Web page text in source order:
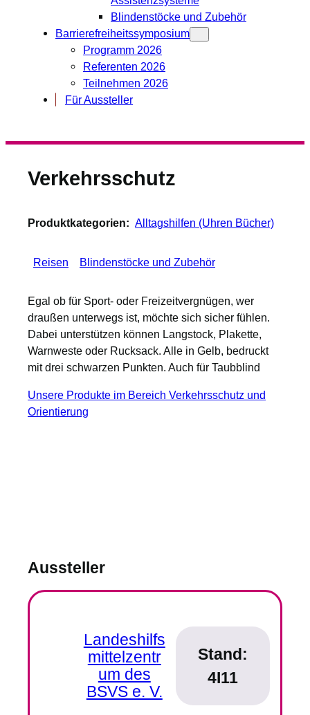
Blindenstöcke und Zubehör
Barrierefreiheitssymposium
Programm 2026
Referenten 2026
Teilnehmen 2026
Für Aussteller
Verkehrsschutz
Produktkategorien: Alltagshilfen (Uhren Bücher)
Reisen Blindenstöcke und Zubehör
Egal ob für Sport- oder Freizeitvergnügen, wer
draußen unterwegs ist, möchte sich sicher fühlen.
Dabei unterstützen können Langstock, Plakette,
Warnweste oder Rucksack. Alle in Gelb, bedruckt
mit drei schwarzen Punkten. Auch für Taubblind
Unsere Produkte im Bereich Verkehrsschutz und
Orientierung
Aussteller
Landeshilfs
mittelzentr
um des
BSVS e. V.
Stand:
4I11